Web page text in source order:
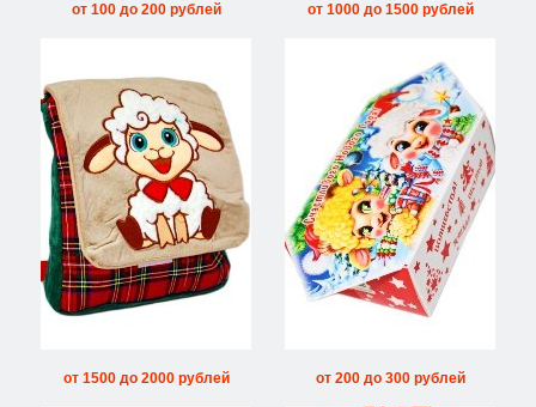
от 100 до 200 рублей от 1000 до 1500 рублей
от 1500 до 2000 рублей от 200 до 300 рублей